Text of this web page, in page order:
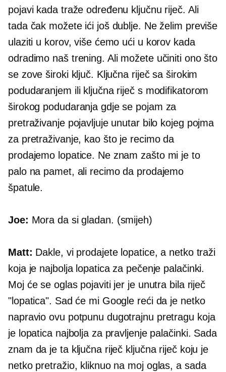
pojavi kada traže određenu ključnu riječ. Ali
tada čak možete ići još dublje. Ne želim previše
ulaziti u korov, više ćemo ući u korov kada
odradimo naš trening. Ali možete učiniti ono što
se zove široki ključ. Ključna riječ sa širokim
podudaranjem ili ključna riječ s modifikatorom
širokog podudaranja gdje se pojam za
pretraživanje pojavljuje unutar bilo kojeg pojma
za pretraživanje, kao što je recimo da
prodajemo lopatice. Ne znam zašto mi je to
palo na pamet, ali recimo da prodajemo
špatule.
Joe: Mora da si gladan. (smijeh)
Matt: Dakle, vi prodajete lopatice, a netko traži
koja je najbolja lopatica za pečenje palačinki.
Moj će se oglas pojaviti jer je unutra bila riječ
"lopatica". Sad će mi Google reći da je netko
napravio ovu potpunu dugotrajnu pretragu koja
je lopatica najbolja za pravljenje palačinki. Sada
znam da je ta ključna riječ ključna riječ koju je
netko pretražio, kliknuo na moj oglas, a sada